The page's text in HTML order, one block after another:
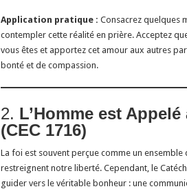
Application pratique : Consacrez quelques
contempler cette réalité en prière. Acceptez
vous êtes et apportez cet amour aux autres
bonté et de compassion.
2. L’Homme est
(CEC 1716)
La foi est souvent perçue comme un ensemble
restreignent notre liberté. Cependant, le
guider vers le véritable bonheur : une